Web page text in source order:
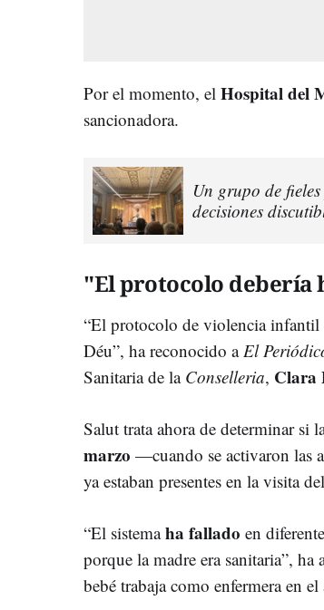
Por el momento, el Hospital del
sancionadora.
Un grupo de
decisiones
"El protocolo debería
“El protocolo de violencia infantil
Déu”, ha reconocido a El
Sanitaria de la Conselleria, Clara
Salut trata ahora de determinar si
marzo —cuando se activaron las
ya estaban presentes en la visita
“El sistemaha fallado en
porque la madre era sanitaria”,
bebé trabaja como enfermera en